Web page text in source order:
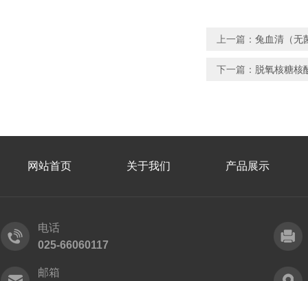
上一篇： 兔血清（无
下一篇： 脱氧核糖核
网站首页 关于我们 产品展示
电话
025-66060117
邮箱